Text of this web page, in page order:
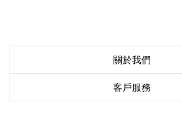
關於我們
客戶服務